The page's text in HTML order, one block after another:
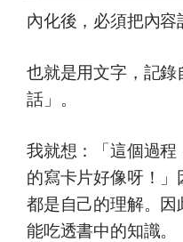
內化後，必須把內容
也就是用文字，記
話」。
我就想：「這個過
的寫卡片好像呀！
都是自己的理解。
能吃透書中的知識。